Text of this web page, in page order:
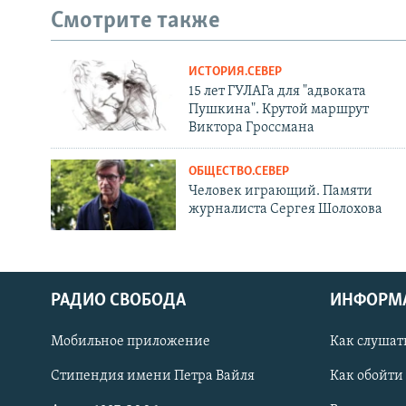
СОЦИАЛЬНЫЕ СЕТИ
Смотрите также
ИСТОРИЯ.СЕВЕР
15 лет ГУЛАГа для "адвоката
Пушкина". Крутой маршрут
Виктора Гроссмана
ОБЩЕСТВО.СЕВЕР
Человек играющий. Памяти
журналиста Сергея Шолохова
РАДИО СВОБОДА
Мобильное приложение
Стипендия имени Петра Вайля
Как
Как